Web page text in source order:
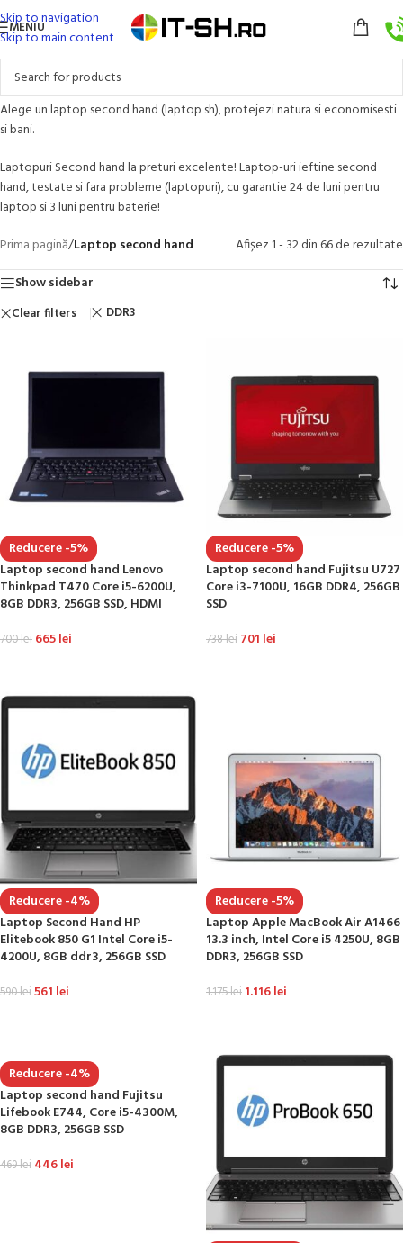
Skip to navigation
Skip to main content
MENIU
Alege un laptop second hand (laptop sh), protejezi natura si economisesti
si bani.
Laptopuri Second hand la preturi excelente! Laptop-uri ieftine second
hand, testate si fara probleme (laptopuri), cu garantie 24 de luni pentru
laptop si 3 luni pentru baterie!
Prima pagină/Laptop second hand
Afișez 1 - 32 din 66 de rezultate
Show sidebar
Clear filters DDR3
Reducere -5%
Laptop second hand Lenovo
Thinkpad T470 Core i5-6200U,
8GB DDR3, 256GB SSD, HDMI
700lei 665lei
Reducere -5%
Laptop second hand Fujitsu U727
Core i3-7100U, 16GB DDR4, 256GB
SSD
738lei 701 lei
Reducere -4%
Laptop Second Hand HP
Elitebook 850 G1 Intel Core i5-
4200U, 8GB ddr3, 256GB SSD
590lei561 lei
Reducere -5%
Laptop Apple MacBook Air A1466
13.3 inch, Intel Core i5 4250U, 8GB
DDR3, 256GB SSD
1.175lei 1.116lei
Reducere -4%
Laptop second hand Fujitsu
Lifebook E744, Core i5-4300M,
8GB DDR3, 256GB SSD
469lei 446lei